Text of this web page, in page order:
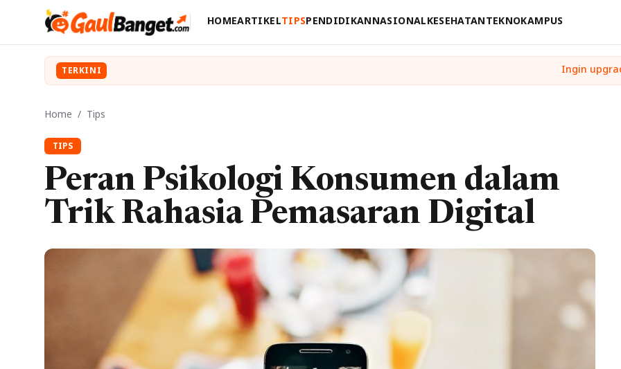
HOMEARTIKELTIPSPENDIDIKANNASIONALKESEHATANTEKNOKAMPUS
TERKINI
Home / Tips
TIPS
Peran Psikologi Konsumen dalam
Trik Rahasia Pemasaran Digital